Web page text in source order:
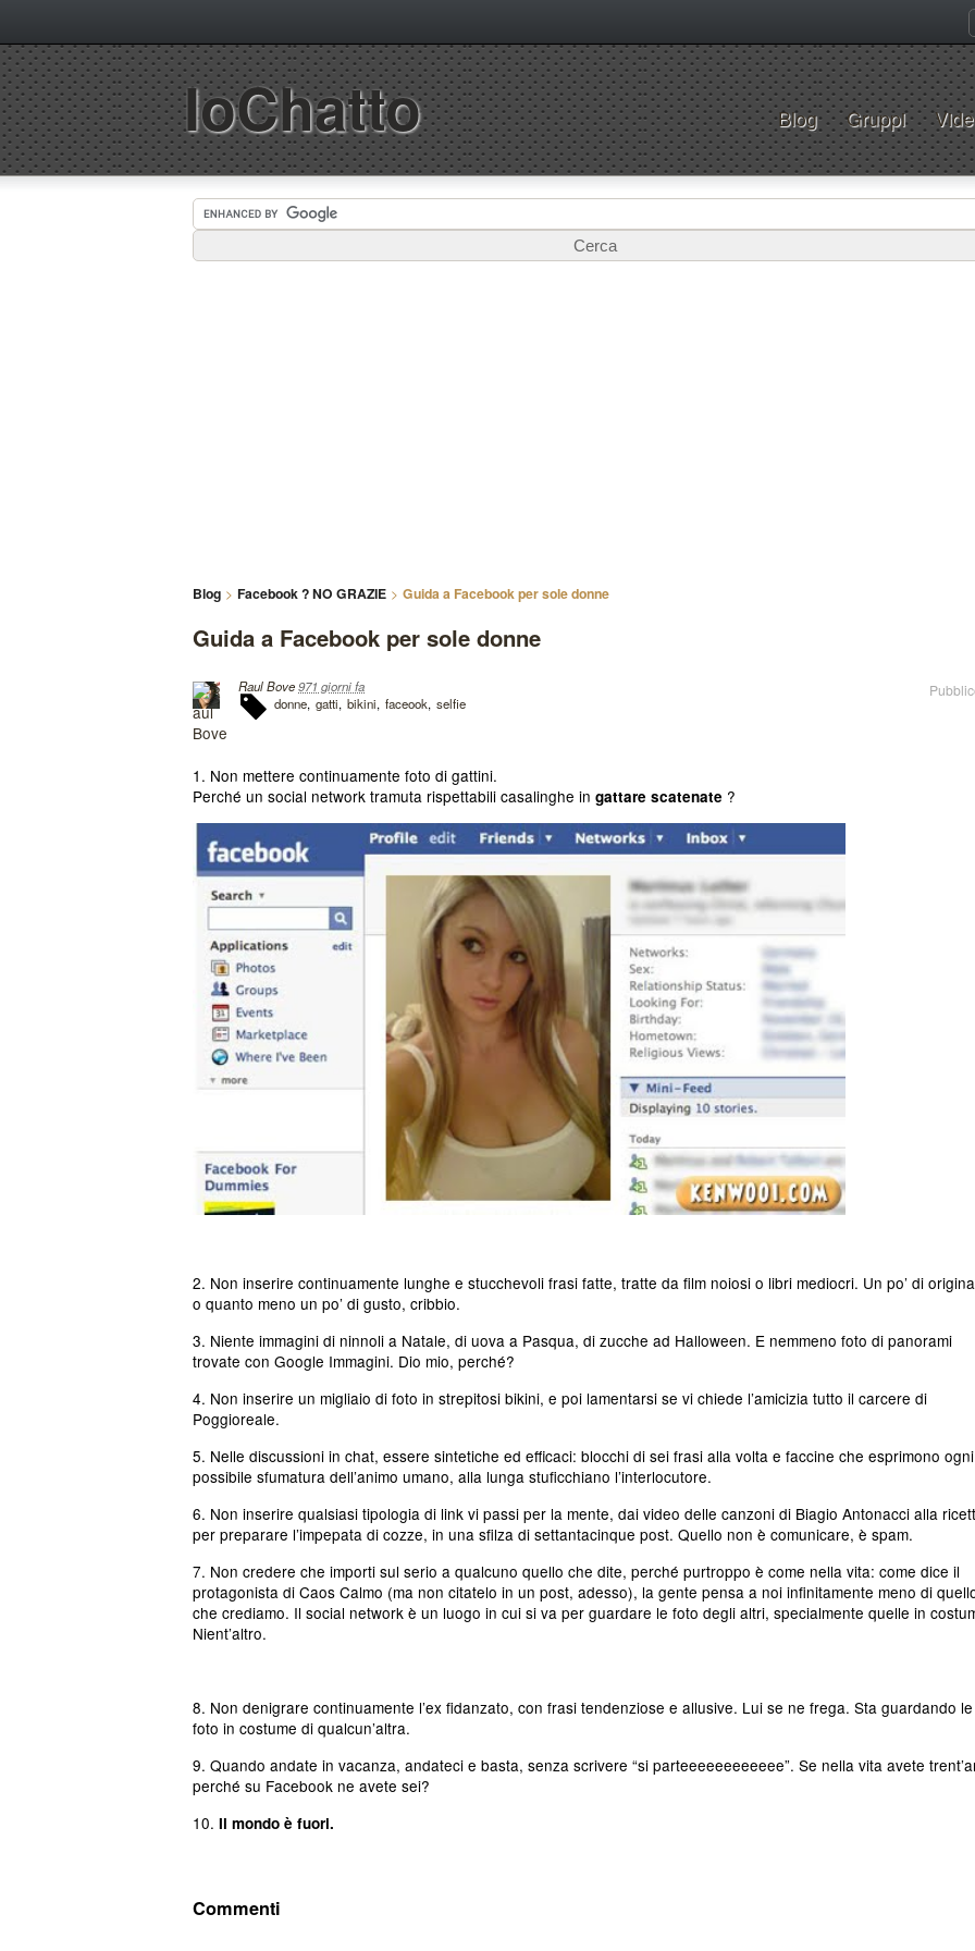
IoChatto Blog Gruppi
Blog Facebook ? NO GRAZIE Guida a Facebook per sole donne
Guida a Facebook per sole donne
Raul Bove971 giorni fa
donne gatti bikini faceook selfie
1. Non mettere continuamente foto di gattini.
Perché un social network tramuta rispettabili casalinghe in gattare scatenate ?
2. Non inserire continuamente lunghe e stucchevoli frasi fatte, tratte da film noiosi o libri mediocri. Un po’ di
o quanto meno un po’ di gusto, cribbio.
3. Niente immagini di ninnoli a Natale, di uova a Pasqua, di zucche ad Halloween. E nemmeno foto di panorami
trovate con Google Immagini. Dio mio, perché?
4. Non inserire un migliaio di foto in strepitosi bikini, e poi lamentarsi se vi chiede l’amicizia tutto il carcere di
Poggioreale.
5. Nelle discussioni in chat, essere sintetiche ed efficaci: blocchi di sei frasi alla volta e faccine che esprimono ogni
possibile sfumatura dell’animo umano, alla lunga stuficchiano l’interlocutore.
6. Non inserire qualsiasi tipologia di link vi passi per la mente, dai video delle canzoni di Biagio Antonacci alla
per preparare l’impepata di cozze, in una sfilza di settantacinque post. Quello non è comunicare, è spam.
7. Non credere che importi sul serio a qualcuno quello che dite, perché purtroppo è come nella vita: come dice il
protagonista di Caos Calmo (ma non citatelo in un post, adesso), la gente pensa a noi infinitamente meno di
che crediamo. Il social network è un luogo in cui si va per guardare le foto degli altri, specialmente quelle in
Nient’altro.
8. Non denigrare continuamente l’ex fidanzato, con frasi tendenziose e allusive. Lui se ne frega. Sta guardando le
foto in costume di qualcun’altra.
9. Quando andate in vacanza, andateci e basta, senza scrivere “si parteeeeeeeeeeee”. Se nella vita avete
perché su Facebook ne avete sei?
10. Il mondo è fuori.
Commenti